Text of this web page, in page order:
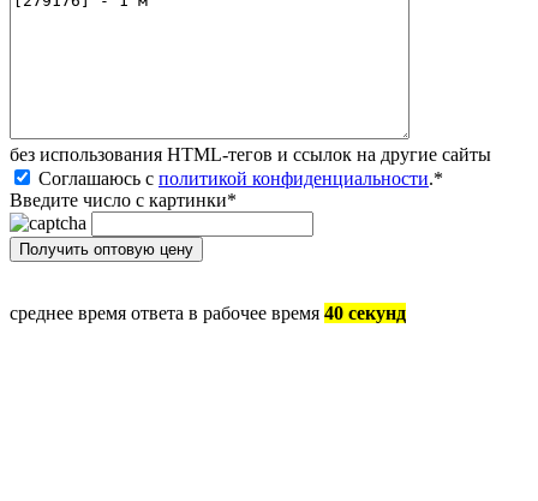
без иcпользования HTML-тегов и ссылок на другие сайты
Соглашаюсь с политикой конфиденциальности.*
Введите число с картинки*
среднее время ответа в рабочее время 40 секунд